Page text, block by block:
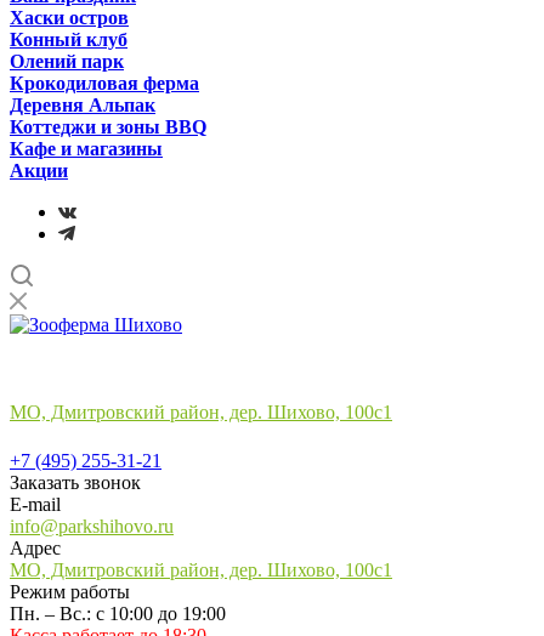
Хаски остров
Конный клуб
Олений парк
Крокодиловая ферма
Деревня Альпак
Коттеджи и зоны BBQ
Кафе и магазины
Акции
МО, Дмитровский район, дер. Шихово, 100с1
+7 (495) 255-31-21
Заказать звонок
E-mail
info@parkshihovo.ru
Адрес
МО, Дмитровский район, дер. Шихово, 100с1
Режим работы
Пн. – Вс.: с 10:00 до 19:00